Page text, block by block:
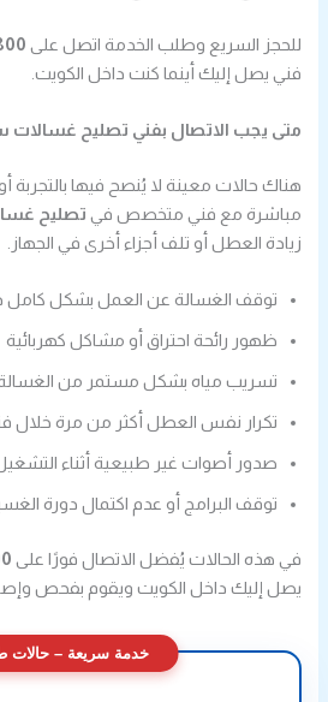
للحجز السريع وطلب الخدمة اتصل على
فني يصل إليك أينما كنت داخل الكويت.
متى يجب الاتصال بفني تصليح غسالات
هناك حالات معينة لا يُنصح فيها بالتجربة
مباشرة مع فني متخصص في تصليح
زيادة العطل أو تلف أجزاء أخرى في الجهاز.
توقف الغسالة عن العمل بشكل كامل
ظهور رائحة احتراق أو مشاكل كهربائية
تسريب مياه بشكل مستمر من
تكرار نفس العطل أكثر من مرة خلال
صدور أصوات غير طبيعية أثناء
توقف البرامج أو عدم اكتمال دورة
في هذه الحالات يُفضل الاتصال فورًا على
يصل إليك داخل الكويت ويقوم بفحص
خدمة سريعة – حالات